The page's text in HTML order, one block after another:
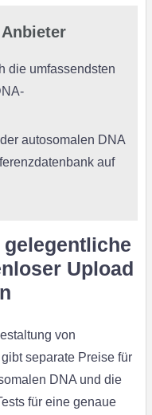
die umfassendsten
autosomalen DNA
auf
Upload
von
separate Preise für
DNA und die
für eine genaue